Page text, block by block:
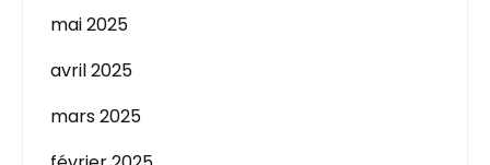
mai 2025
avril 2025
mars 2025